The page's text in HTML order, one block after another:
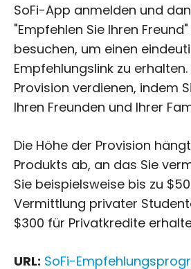
SoFi-App anmelden und
"Empfehlen Sie Ihren
besuchen, um einen
Empfehlungslink zu
Provision verdienen, indem
Ihren Freunden und Ihrer
Die Höhe der Provision
Produkts ab, an das Sie
Sie beispielsweise bis zu
Vermittlung privater
$300 für Privatkredite
URL: SoFi-